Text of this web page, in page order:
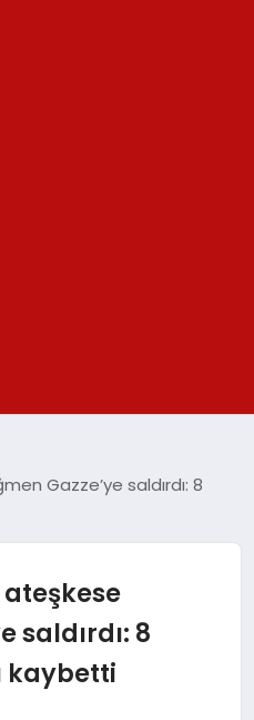
Gazze’ye saldırdı: 8
ateşkese
saldırdı: 8
kaybetti